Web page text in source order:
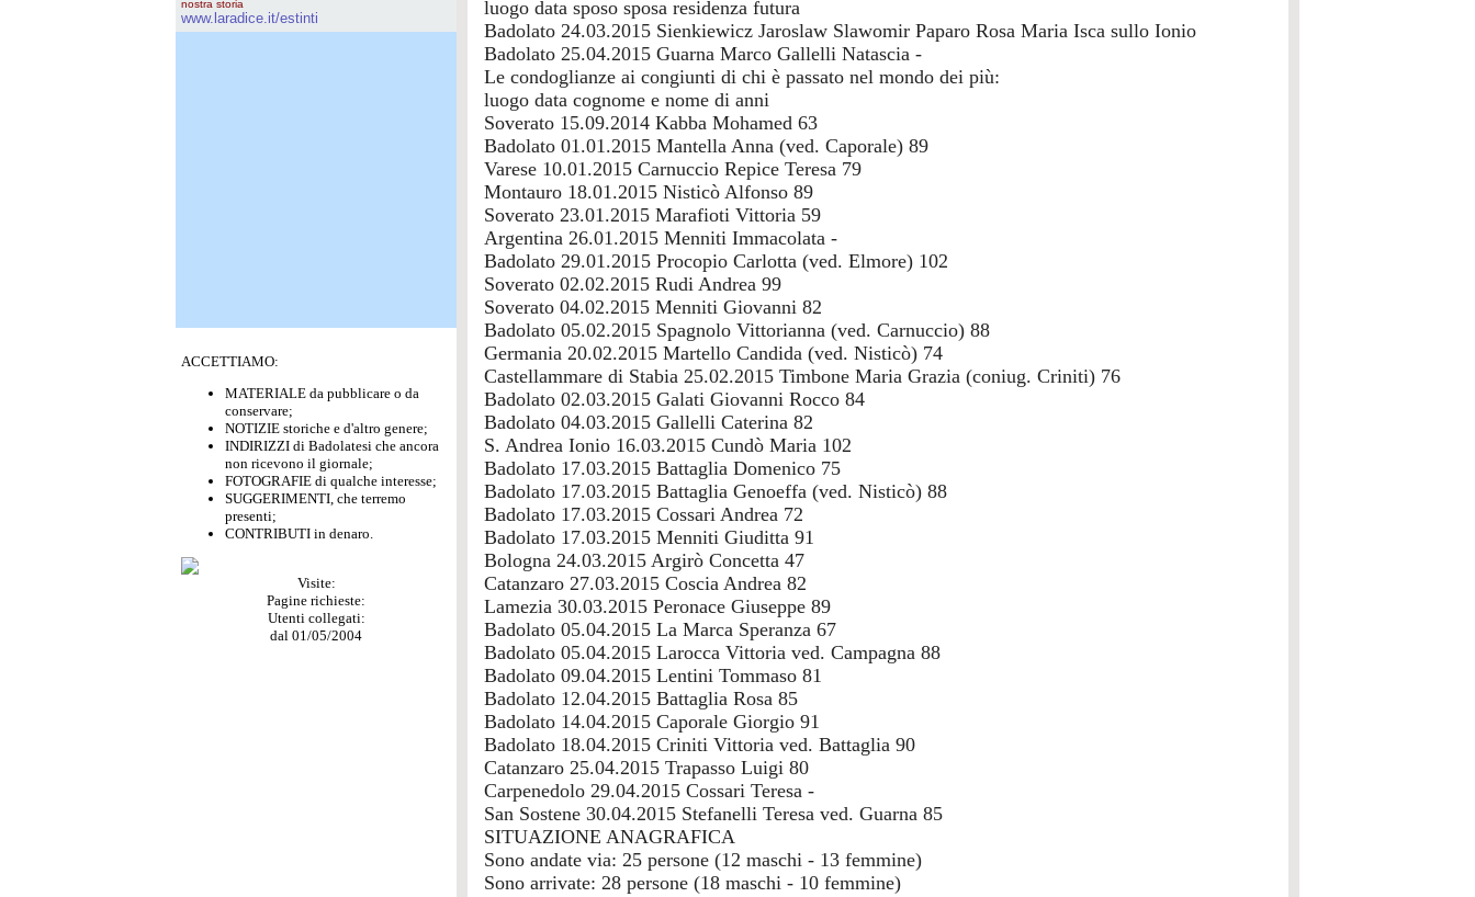
nostra storia
www.laradice.it/estinti
ACCETTIAMO:
MATERIALE da pubblicare o da
conservare;
NOTIZIE storiche e d'altro genere;
INDIRIZZI di Badolatesi che ancora
non ricevono il giornale;
FOTOGRAFIE di qualche interesse;
SUGGERIMENTI, che terremo
presenti;
CONTRIBUTI in denaro.
Visite:
Pagine richieste:
Utenti collegati:
dal 01/05/2004
luogo data sposo sposa residenza futura
Badolato 24.03.2015 Sienkiewicz Jaroslaw Slawomir Paparo Rosa Maria Isca sullo Ionio
Badolato 25.04.2015 Guarna Marco Gallelli Natascia -
Le condoglianze ai congiunti di chi è passato nel mondo dei più:
luogo data cognome e nome di anni
Soverato 15.09.2014 Kabba Mohamed 63
Badolato 01.01.2015 Mantella Anna (ved. Caporale) 89
Varese 10.01.2015 Carnuccio Repice Teresa 79
Montauro 18.01.2015 Nisticò Alfonso 89
Soverato 23.01.2015 Marafioti Vittoria 59
Argentina 26.01.2015 Menniti Immacolata -
Badolato 29.01.2015 Procopio Carlotta (ved. Elmore) 102
Soverato 02.02.2015 Rudi Andrea 99
Soverato 04.02.2015 Menniti Giovanni 82
Badolato 05.02.2015 Spagnolo Vittorianna (ved. Carnuccio) 88
Germania 20.02.2015 Martello Candida (ved. Nisticò) 74
Castellammare di Stabia 25.02.2015 Timbone Maria Grazia (coniug. Criniti) 76
Badolato 02.03.2015 Galati Giovanni Rocco 84
Badolato 04.03.2015 Gallelli Caterina 82
S. Andrea Ionio 16.03.2015 Cundò Maria 102
Badolato 17.03.2015 Battaglia Domenico 75
Badolato 17.03.2015 Battaglia Genoeffa (ved. Nisticò) 88
Badolato 17.03.2015 Cossari Andrea 72
Badolato 17.03.2015 Menniti Giuditta 91
Bologna 24.03.2015 Argirò Concetta 47
Catanzaro 27.03.2015 Coscia Andrea 82
Lamezia 30.03.2015 Peronace Giuseppe 89
Badolato 05.04.2015 La Marca Speranza 67
Badolato 05.04.2015 Larocca Vittoria ved. Campagna 88
Badolato 09.04.2015 Lentini Tommaso 81
Badolato 12.04.2015 Battaglia Rosa 85
Badolato 14.04.2015 Caporale Giorgio 91
Badolato 18.04.2015 Criniti Vittoria ved. Battaglia 90
Catanzaro 25.04.2015 Trapasso Luigi 80
Carpenedolo 29.04.2015 Cossari Teresa -
San Sostene 30.04.2015 Stefanelli Teresa ved. Guarna 85
SITUAZIONE ANAGRAFICA
Sono andate via: 25 persone (12 maschi - 13 femmine)
Sono arrivate: 28 persone (18 maschi - 10 femmine)